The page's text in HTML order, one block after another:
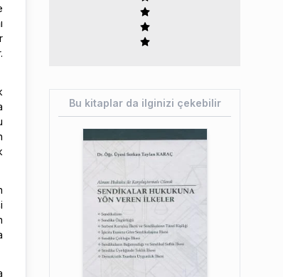
Bu kitaplar da ilginizi çekebilir